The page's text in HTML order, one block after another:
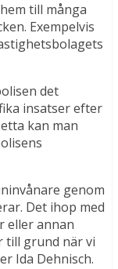
till många
Exempelvis
det
insatser efter
kan man
genom
Det ihop med
eller annan
till grund när vi
Ida Dehnisch.